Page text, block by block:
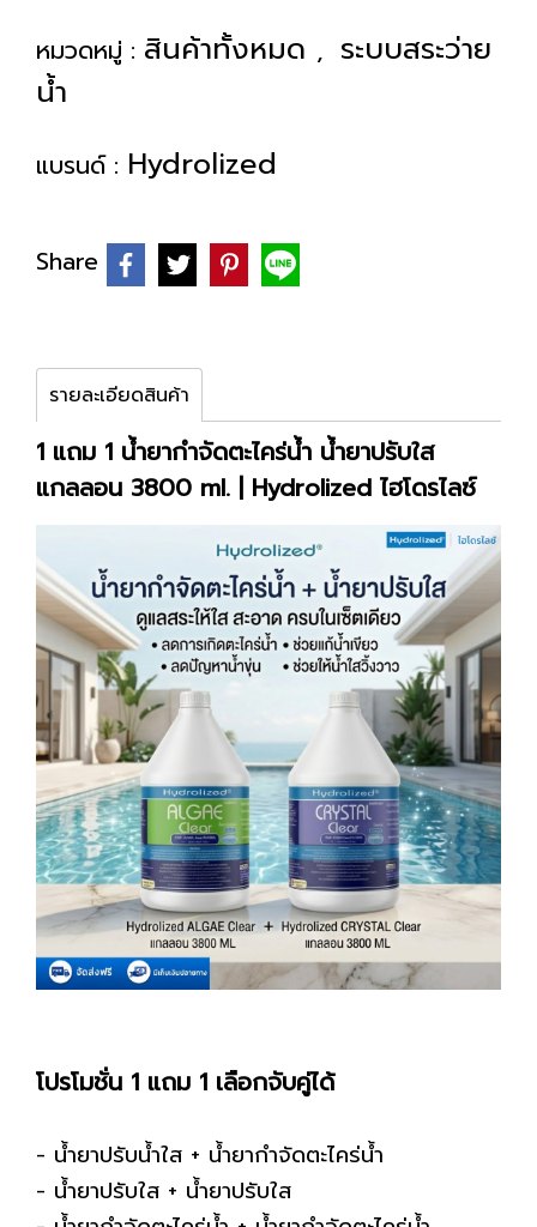
หมวดหมู่ : สินค้าทั้งหมด , ระบบสระว่าย
น้ำ
แบรนด์ : Hydrolized
Share
รายละเอียดสินค้า
1 แถม 1 น้ำยากำจัดตะไคร่น้ำ น้ำยาปรับใส
แกลลอน 3800 ml. | Hydrolized ไฮโดรไลซ์
โปรโมชั่น 1 แถม 1 เลือกจับคู่ได้
- น้ำยาปรับน้ำใส + น้ำยากำจัดตะไคร่น้ำ
- น้ำยาปรับใส + น้ำยาปรับใส